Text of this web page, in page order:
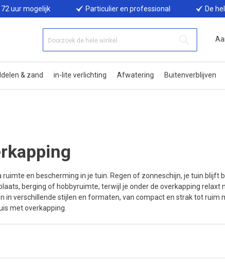
uur mogelijk Particulier en professional De
& zand in-lite verlichting Afwatering Buitenverblijven
ruimte en bescherming in je tuin. Regen of zonneschijn, je tuin blijft
berging of hobbyruimte, terwijl je onder de overkapping relaxt
in verschillende stijlen en formaten, van compact en strak tot ruim
met overkapping.